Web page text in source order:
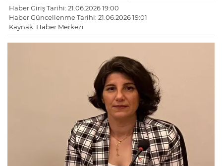
Haber Giriş Tarihi: 21.06.2026 19:00
Haber Güncellenme Tarihi: 21.06.2026 19:01
Kaynak: Haber Merkezi